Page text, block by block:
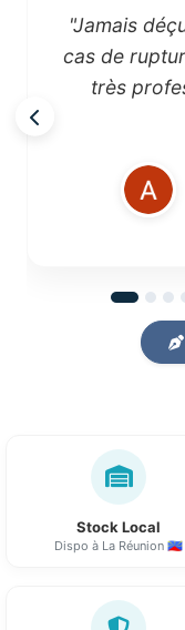
"Jamais
cas de
très
Stock Local
Dispo à La Réunion 🇷🇪